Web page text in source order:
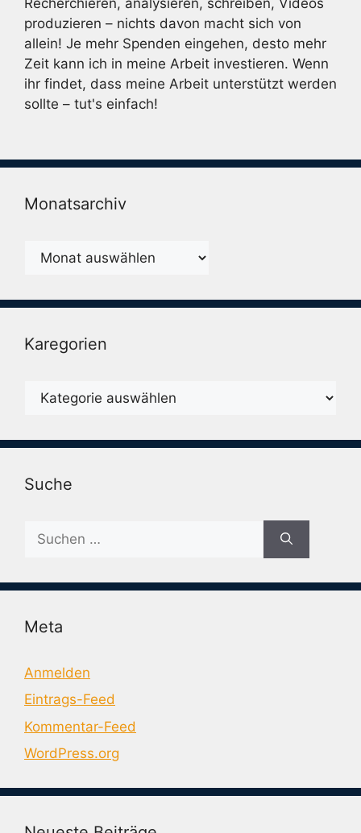
Recherchieren, analysieren, schreiben, Videos
produzieren – nichts davon macht sich von
allein! Je mehr Spenden eingehen, desto mehr
Zeit kann ich in meine Arbeit investieren. Wenn
ihr findet, dass meine Arbeit unterstützt werden
sollte – tut's einfach!
Monatsarchiv
Monatsarchiv
Karegorien
Karegorien
Suche
nach:
Meta
Anmelden
Eintrags-Feed
Kommentar-Feed
WordPress.org